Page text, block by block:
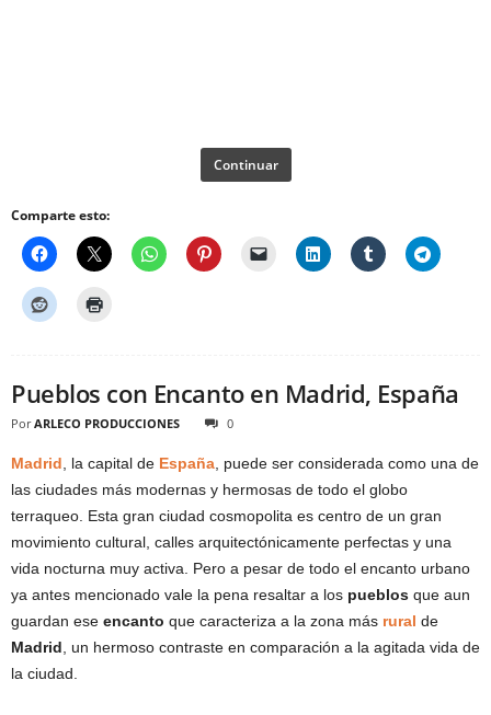
Continuar
Comparte esto:
Pueblos con Encanto en Madrid, España
Por ARLECO PRODUCCIONES 0
Madrid , la capital de España , puede ser considerada como una de
las ciudades más modernas y hermosas de todo el globo
terraqueo. Esta gran ciudad cosmopolita es centro de un gran
movimiento cultural, calles arquitectónicamente perfectas y una
vida nocturna muy activa. Pero a pesar de todo el encanto urbano
ya antes mencionado vale la pena resaltar a los pueblos que aun
guardan ese encanto que caracteriza a la zona más rural de
Madrid , un hermoso contraste en comparación a la agitada vida de
la ciudad.